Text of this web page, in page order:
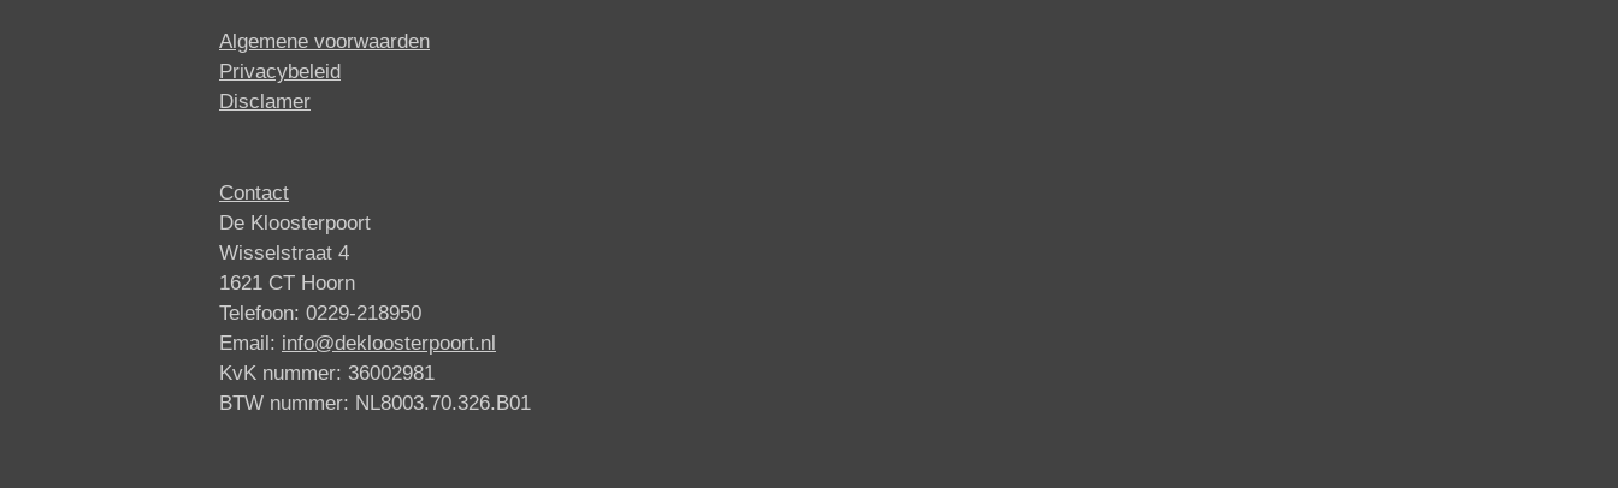
Algemene voorwaarden
Privacybeleid
Disclamer
Contact
De Kloosterpoort
Wisselstraat 4
1621 CT Hoorn
Telefoon: 0229-218950
Email: info@dekloosterpoort.nl
KvK nummer: 36002981
BTW nummer: NL8003.70.326.B01